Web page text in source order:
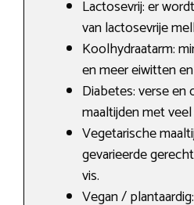
Lactosevrij: er
van lactosevrije
Koolhydraatarm:
en meer eiwitten
Diabetes: verse
maaltijden met
Vegetarische
gevarieerde
vis.
Vegan /